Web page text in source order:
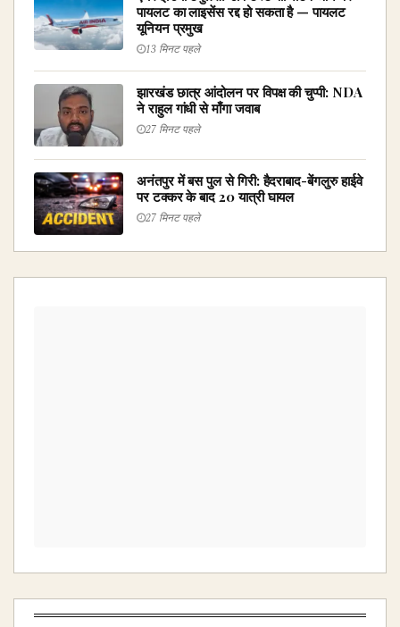
पायलट का लाइसेंस रद्द हो सकता है — पायलट
यूनियन प्रमुख
13 मिनट पहले
झारखंड छात्र आंदोलन पर विपक्ष की चुप्पी: NDA
ने राहुल गांधी से माँगा जवाब
27 मिनट पहले
अनंतपुर में बस पुल से गिरी: हैदराबाद-बेंगलुरु हाईवे
पर टक्कर के बाद 20 यात्री घायल
27 मिनट पहले